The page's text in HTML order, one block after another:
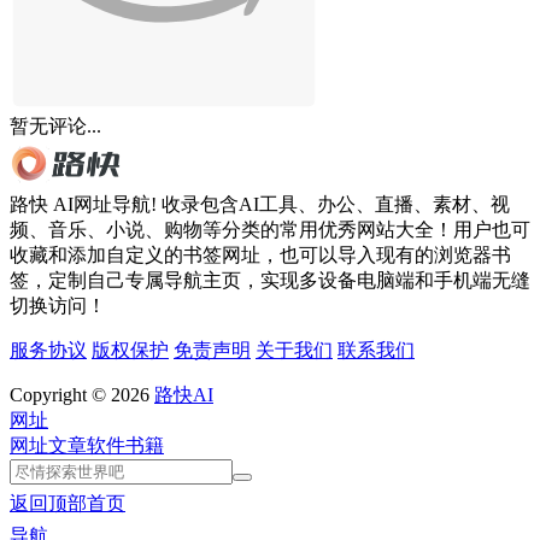
暂无评论...
路快 AI网址导航! 收录包含AI工具、办公、直播、素材、视
频、音乐、小说、购物等分类的常用优秀网站大全！用户也可
收藏和添加自定义的书签网址，也可以导入现有的浏览器书
签，定制自己专属导航主页，实现多设备电脑端和手机端无缝
切换访问！
服务协议 版权保护 免责声明 关于我们 联系我们
Copyright © 2026 路快AI
网址
网址文章软件书籍
返回顶部首页
导航